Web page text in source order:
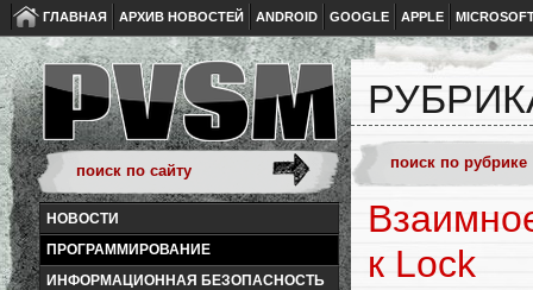
ГЛАВНАЯ АРХИВ НОВОСТЕЙ ANDROID GOOGLE APPLE
НОВОСТИ
ПРОГРАММИРОВАНИЕ
ИНФОРМАЦИОННАЯ БЕЗОПАСНОСТЬ
к Lock